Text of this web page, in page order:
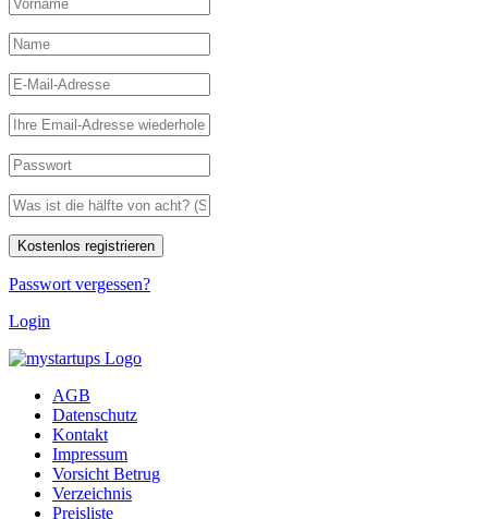
Passwort vergessen?
Login
AGB
Datenschutz
Kontakt
Impressum
Vorsicht Betrug
Verzeichnis
Preisliste